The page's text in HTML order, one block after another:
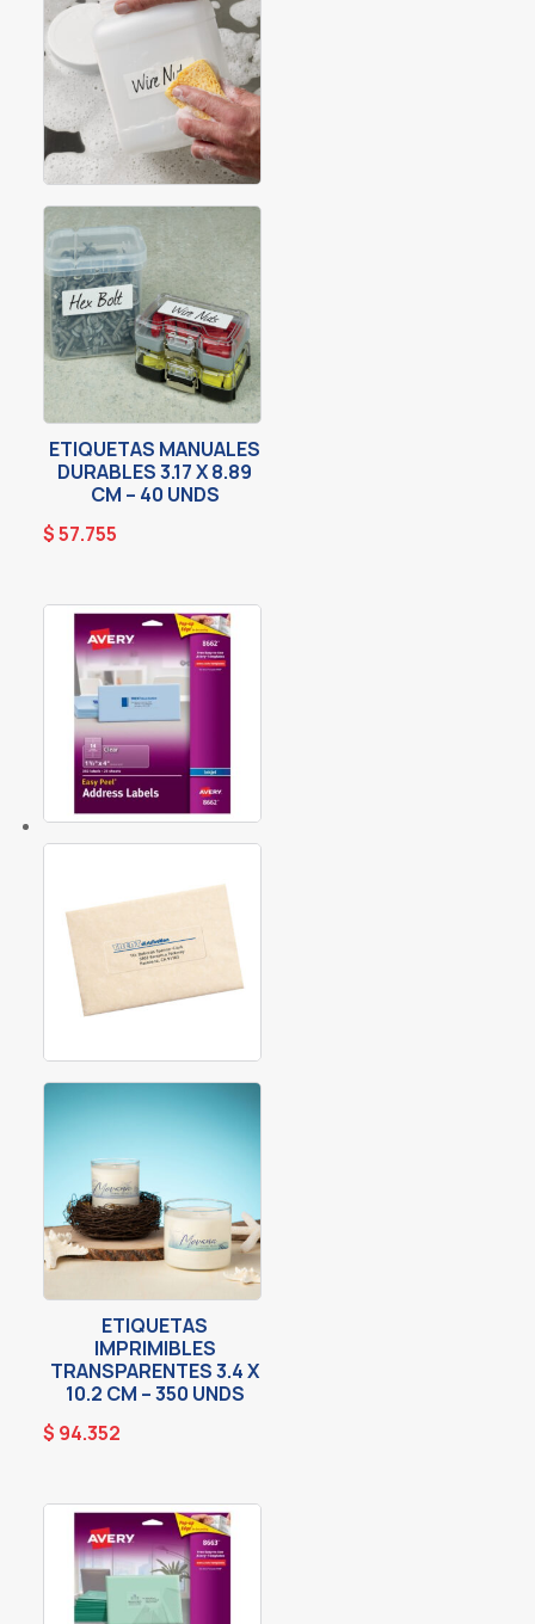
ETIQUETAS MANUALES
DURABLES 3.17 X 8.89
CM – 40 UNDS
$57.755
ETIQUETAS
IMPRIMIBLES
TRANSPARENTES 3.4 X
10.2 CM – 350 UNDS
$ 94.352